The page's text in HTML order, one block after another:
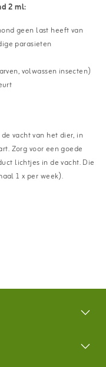
2 ml:
geen last heeft van
parasieten
volwassen insecten)
vacht van het dier, in
Zorg voor een goede
lichtjes in de vacht. Die
1 x per week).